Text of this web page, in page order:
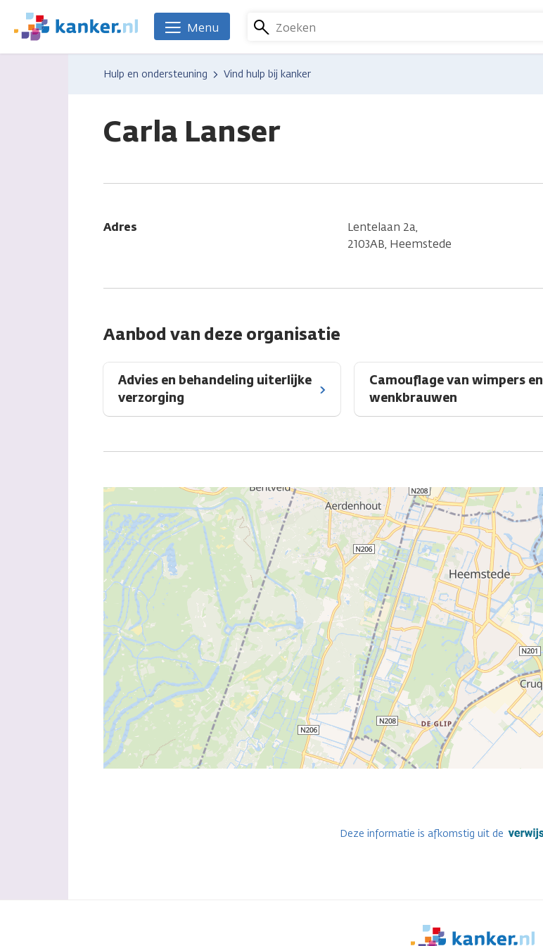
naar
We
zijn
Kanker.nl
Zoeken
Menu
Hulp en ondersteuning Vind hulp bij kanker
Carla Lanser
Adres
Lentelaan 2a,
2103AB, Heemstede
Aanbod van deze organisatie
Advies en behandeling uiterlijke
verzorging
Camouflage van wimpers en
wenkbrauwen
Deze informatie is afkomstig uit de